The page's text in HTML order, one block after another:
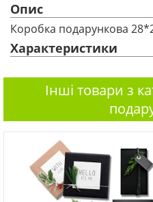
Опис
Коробка подарункова
Характеристики
Інші товари з